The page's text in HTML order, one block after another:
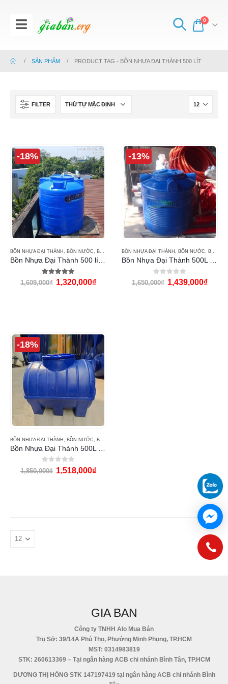
0
SẢN PHẨM PRODUCT TAG - BỒN NHỰA ĐẠI THÀNH 500 LÍT
FILTER
-18%
BỒN NHỰA ĐẠI THÀNH BỒN NƯỚC BỒN NƯỚC ĐẠI THÀNH
5.00 out of 5
1,609,000₫ 1,320,000₫
-13%
BỒN NHỰA ĐẠI THÀNH BỒN NƯỚC BỒN NƯỚC ĐẠI THÀNH
0out of 5
1,650,000₫ 1,439,000₫
-18%
BỒN NHỰA ĐẠI THÀNH BỒN NƯỚC BỒN NƯỚC ĐẠI THÀNH
0out of 5
1,850,000₫ 1,518,000₫
GIA BAN
Công ty TNHH Alo Mua Bán
Trụ Sở: 39/14A Phú Thọ, Phường Minh Phụng, TP.HCM
MST: 0314983819
STK: 260613369 – Tại ngân hàng ACB chi nhánh Bình Tân, TP.HCM
DƯƠNG THỊ HỒNG STK 147197419 tại ngân hàng ACB chi nhánh Bình